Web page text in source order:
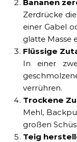
Bananen
Zerdrücke
einer Gabel
glatte Masse
Flüssige
In einer
verrühren.
Trockene
Mehl,
großen
Teig